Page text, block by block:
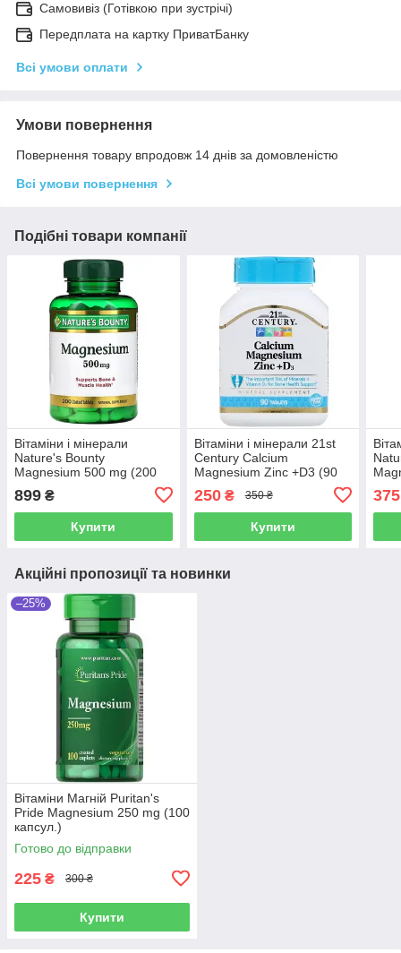
Самовивіз (Готівкою при зустрічі)
Передплата на картку ПриватБанку
Всі умови оплати
Умови повернення
Повернення товару впродовж 14 днів за домовленістю
Всі умови повернення
Подібні товари компанії
Вітаміни і мінерали
Nature's Bounty
Magnesium 500 mg (200
899 ₴
Купити
Вітаміни і мінерали 21st
Century Calcium
Magnesium Zinc +D3 (90
250₴ 350 ₴
Купити
375
Акційні пропозиції та новинки
–25%
Вітаміни Магній Puritan's
Pride Magnesium 250 mg (100
капсул.)
Готово до відправки
225 ₴ 300 ₴
Купити